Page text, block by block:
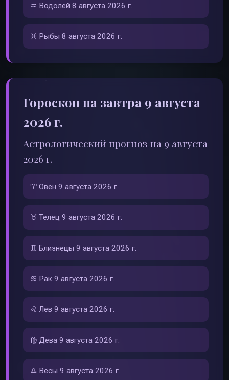
♒ Водолей 8 августа 2026 г.
♓ Рыбы 8 августа 2026 г.
Гороскоп на завтра 9 августа
2026 г.
Астрологический прогноз на 9 августа
2026 г.
♈ Овен 9 августа 2026 г.
♉ Телец 9 августа 2026 г.
♊ Близнецы 9 августа 2026 г.
♋ Рак 9 августа 2026 г.
♌ Лев 9 августа 2026 г.
♍ Дева 9 августа 2026 г.
♎ Весы 9 августа 2026 г.